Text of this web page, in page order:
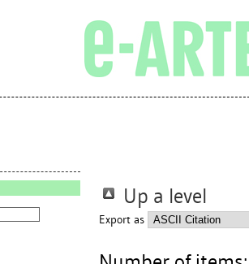
Up a level
Export as